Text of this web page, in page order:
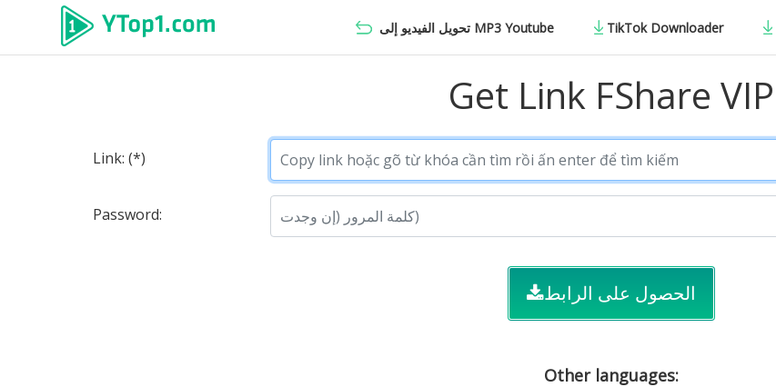
تحويل الفيديو إلى MP3 Youtube TikTok Downloader
Get Link FShare VIP
Link: (*)
Password:
الحصول على الرابط
Other languages: